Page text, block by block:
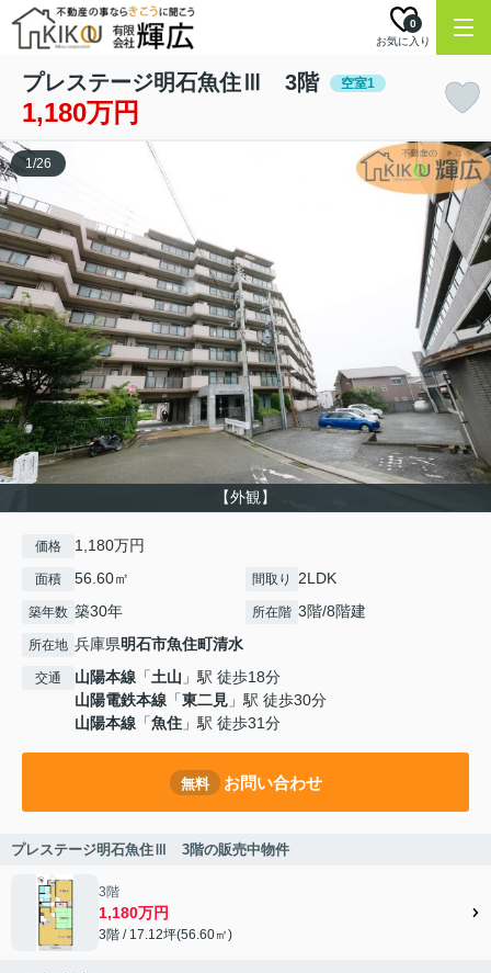
お気に入り
0
プレステージ明石魚住Ⅲ 3階 空室1
1,180万円
【外観】
1/26
価格 1,180万円
面積 56.60㎡ 間取り 2LDK
築年数 築30年 所在階 3階/8階建
所在地 兵庫県明石市魚住町清水
交通 山陽本線 「土山 」駅 徒歩18分
山陽電鉄本線 「東二見 」駅 徒歩30分
山陽本線 「魚住 」駅 徒歩31分
無料 お問い合わせ
プレステージ明石魚住Ⅲ 3階の販売中物件
3階
1,180万円
3階 / 17.12坪(56.60㎡)